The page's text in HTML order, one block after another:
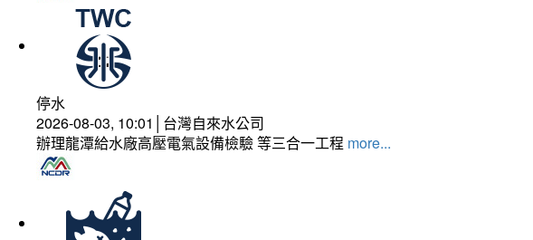
停水
2026-08-03, 10:01│台灣自來水公司
辦理龍潭給水廠高壓電氣設備檢驗 等三合一工程 more...